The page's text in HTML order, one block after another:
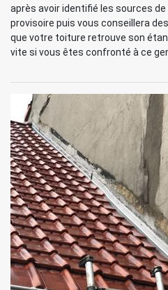
après avoir identifié les sources
provisoire puis vous conseillera
que votre toiture retrouve son
vite si vous êtes confronté à ce